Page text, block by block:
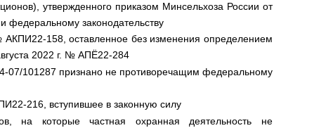
утвержденного приказом Минсельхоза России от
законодательству
158, оставленное без изменения определением
2022 г. № АПЁ22-284
101287 признано не противоречащим федеральному
216, вступившее в законную силу
на которые частная охранная деятельность не